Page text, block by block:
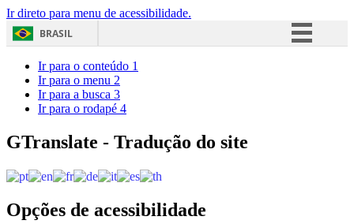
Ir direto para menu de acessibilidade.
BRASIL
Acesso à informação
Ir para o conteúdo 1
Ir para o menu 2
Ir para a busca 3
Ir para o rodapé 4
GTranslate - Tradução do site
Opções de acessibilidade